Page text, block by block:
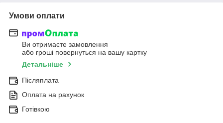
Умови оплати
Ви отримаєте замовлення
або гроші повернуться на вашу картку
Детальніше
Післяплата
Оплата на рахунок
Готівкою